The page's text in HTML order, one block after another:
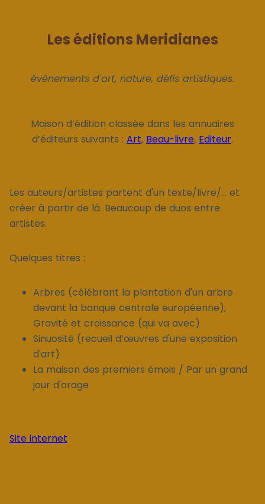
Les éditions Meridianes
évènements d'art, nature, défis artistiques.
Maison d’édition classée dans les annuaires
d’éditeurs suivants : Art, Beau-livre, Editeur.
Les auteurs/artistes partent d'un texte/livre/... et
créer à partir de là. Beaucoup de duos entre
artistes.
Quelques titres :
Arbres (célébrant la plantation d'un arbre
devant la banque centrale européenne),
Gravité et croissance (qui va avec)
Sinuosité (recueil d’œuvres d'une exposition
d'art)
La maison des premiers émois / Par un grand
jour d'orage
Site internet